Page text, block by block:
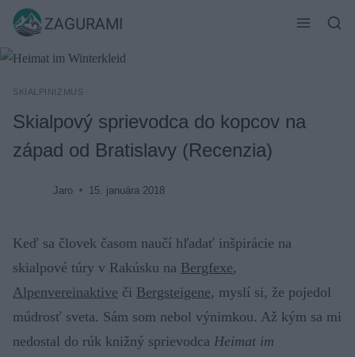
Skip
content
ZAGURAMI
SKIALPINIZMUS
Skialpový sprievodca do kopcov na
západ od Bratislavy (Recenzia)
Jaro 15. januára 2018
Keď sa človek časom naučí hľadať inšpirácie na
skialpové túry v Rakúsku na Bergfexe,
Alpenvereinaktive či Bergsteigene, myslí si, že pojedol
múdrosť sveta. Sám som nebol výnimkou. Až kým sa mi
nedostal do rúk knižný sprievodca Heimat im